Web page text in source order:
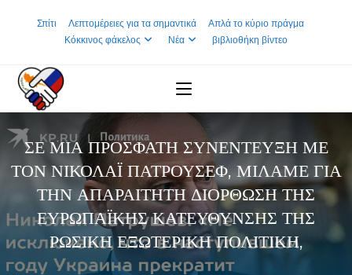
Σπίτι Λεπτομέρειες για τα σημαντικά
Απλά το κύριο πράγμα
Κόκκινος φάκελος
Νέα βιβλιοθήκη βίντεο
ΣΕ ΜΙΑ ΠΡΌΣΦΑΤΗ ΣΥΝΈΝΤΕΥΞΗ ΜΕ
ΤΟΝ ΝΙΚΟΛΆΙ ΠΑΤΡΟΎΣΕΦ, ΜΙΛΆΜΕ ΓΙΑ
ΤΗΝ ΑΠΑΡΑΊΤΗΤΗ ΔΙΌΡΘΩΣΗ ΤΗΣ
ΕΥΡΩΠΑΪΚΉΣ ΚΑΤΕΎΘΥΝΣΗΣ ΤΗΣ
ΡΩΣΙΚΉ ΕΞΩΤΕΡΙΚΉ ΠΟΛΙΤΙΚΉ,